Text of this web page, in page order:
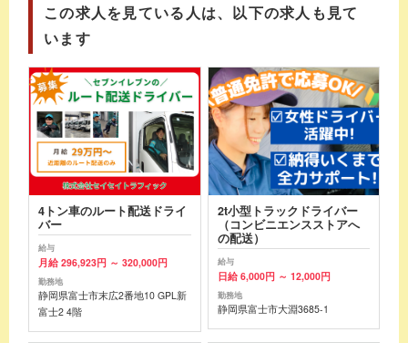
この求人を見ている人は、以下の求人も見て
います
4トン車のルート配送ドライ
バー
給与
月給 296,923円 ～ 320,000円
勤務地
静岡県富士市末広2番地10 GPL新
富士2 4階
2t小型トラックドライバー
（コンビニエンスストアへ
の配送）
給与
日給 6,000円 ～ 12,000円
勤務地
静岡県富士市大淵3685-1